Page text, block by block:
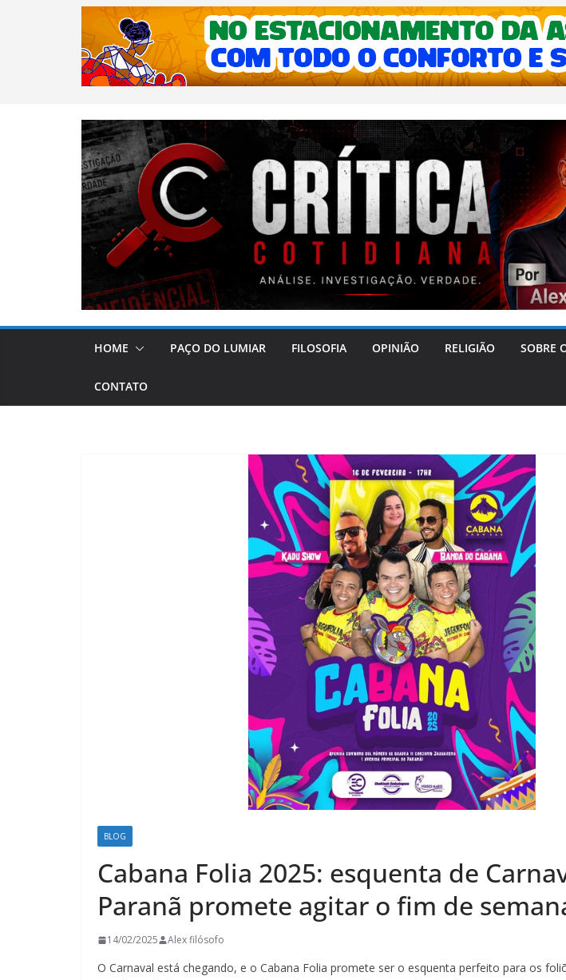
HOME PAÇO DO LUMIAR FILOSOFIA OPINIÃO RELIGIÃO SOBRE
CONTATO
BLOG
Cabana Folia 2025: esquenta de
Paranã promete agitar o fim de
14/02/2025 Alex filósofo
O Carnaval está chegando, e o Cabana Folia promete ser o esquenta perfeito para os